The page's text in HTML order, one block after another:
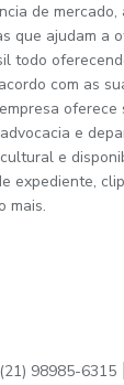
de
que ajudam a
todo
com as
e
e
expediente,
mais.
(21) 98985-6315 |